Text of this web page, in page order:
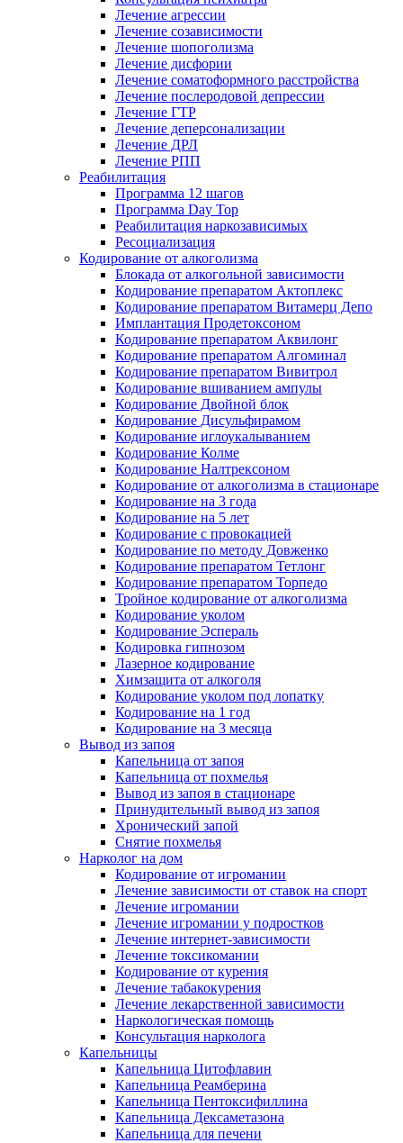
Лечение агрессии
Лечение созависимости
Лечение шопоголизма
Лечение дисфории
Лечение соматоформного расстройства
Лечение послеродовой депрессии
Лечение ГТР
Лечение деперсонализации
Лечение ДРЛ
Лечение РПП
Реабилитация
Программа 12 шагов
Программа Day Top
Реабилитация наркозависимых
Ресоциализация
Кодирование от алкоголизма
Блокада от алкогольной зависимости
Кодирование препаратом Актоплекс
Кодирование препаратом Витамерц Депо
Имплантация Продетоксоном
Кодирование препаратом Аквилонг
Кодирование препаратом Алгоминал
Кодирование препаратом Вивитрол
Кодирование вшиванием ампулы
Кодирование Двойной блок
Кодирование Дисульфирамом
Кодирование иглоукалыванием
Кодирование Колме
Кодирование Налтрексоном
Кодирование от алкоголизма в стационаре
Кодирование на 3 года
Кодирование на 5 лет
Кодирование с провокацией
Кодирование по методу Довженко
Кодирование препаратом Тетлонг
Кодирование препаратом Торпедо
Тройное кодирование от алкоголизма
Кодирование уколом
Кодирование Эспераль
Кодировка гипнозом
Лазерное кодирование
Химзащита от алкоголя
Кодирование уколом под лопатку
Кодирование на 1 год
Кодирование на 3 месяца
Вывод из запоя
Капельница от запоя
Капельница от похмелья
Вывод из запоя в стационаре
Принудительный вывод из запоя
Хронический запой
Снятие похмелья
Нарколог на дом
Кодирование от игромании
Лечение зависимости от ставок на спорт
Лечение игромании
Лечение игромании у подростков
Лечение интернет-зависимости
Лечение токсикомании
Кодирование от курения
Лечение табакокурения
Лечение лекарственной зависимости
Наркологическая помощь
Консультация нарколога
Капельницы
Капельница Цитофлавин
Капельница Реамберина
Капельница Пентоксифиллина
Капельница Дексаметазона
Капельница для печени